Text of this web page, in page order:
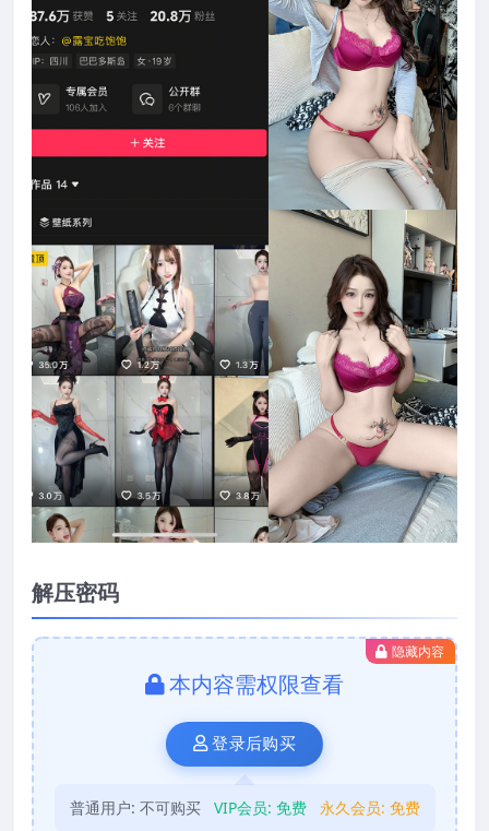
解压密码
隐藏内容
本内容需权限查看
登录后购买
普通用户: 不可购买 VIP会员: 免费 永久会员: 免费